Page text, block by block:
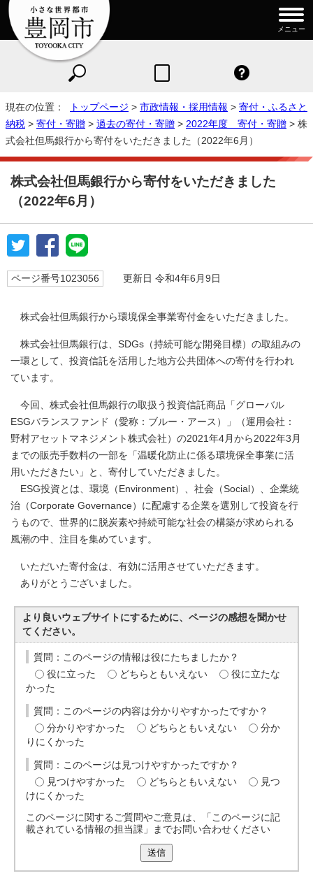
メニュー
現在の位置： トップページ > 市政情報・採用情報 > 寄付・ふるさと
納税 > 寄付・寄贈 > 過去の寄付・寄贈 > 2022年度 寄付・寄贈 > 株
式会社但馬銀行から寄付をいただきました（2022年6月）
株式会社但馬銀行から寄付をいただきました
（2022年6月）
ページ番号1023056 更新日 令和4年6月9日
株式会社但馬銀行から環境保全事業寄付金をいただきました。
株式会社但馬銀行は、SDGs（持続可能な開発目標）の取組みの
一環として、投資信託を活用した地方公共団体への寄付を行われ
ています。
今回、株式会社但馬銀行の取扱う投資信託商品「グローバル
ESGバランスファンド（愛称：ブルー・アース）」（運用会社：
野村アセットマネジメント株式会社）の2021年4月から2022年3月
までの販売手数料の一部を「温暖化防止に係る環境保全事業に活
用いただきたい」と、寄付していただきました。
ESG投資とは、環境（Environment）、社会（Social）、企業統
治（Corporate Governance）に配慮する企業を選別して投資を行
うもので、世界的に脱炭素や持続可能な社会の構築が求められる
風潮の中、注目を集めています。
いただいた寄付金は、有効に活用させていただきます。
ありがとうございました。
より良いウェブサイトにするために、ページの感想を聞かせ
てください。
質問：このページの情報は役にたちましたか？
役に立った
どちらともいえない
役に立たな
かった
質問：このページの内容は分かりやすかったですか？
分かりやすかった
どちらともいえない
分か
りにくかった
質問：このページは見つけやすかったですか？
見つけやすかった
どちらともいえない
見つ
けにくかった
このページに関するご質問やご意見は、「このページに記
載されている情報の担当課」までお問い合わせください
送信